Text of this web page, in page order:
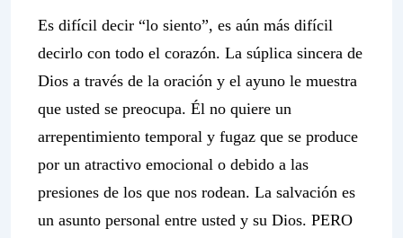
Es difícil decir “lo siento”, es aún más difícil
decirlo con todo el corazón. La súplica sincera de
Dios a través de la oración y el ayuno le muestra
que usted se preocupa. Él no quiere un
arrepentimiento temporal y fugaz que se produce
por un atractivo emocional o debido a las
presiones de los que nos rodean. La salvación es
un asunto personal entre usted y su Dios. PERO